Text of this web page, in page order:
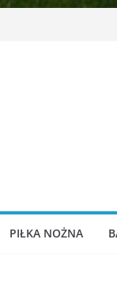
PIŁKA NOŻNA